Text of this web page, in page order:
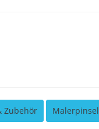
Zubehör Malerpinsel